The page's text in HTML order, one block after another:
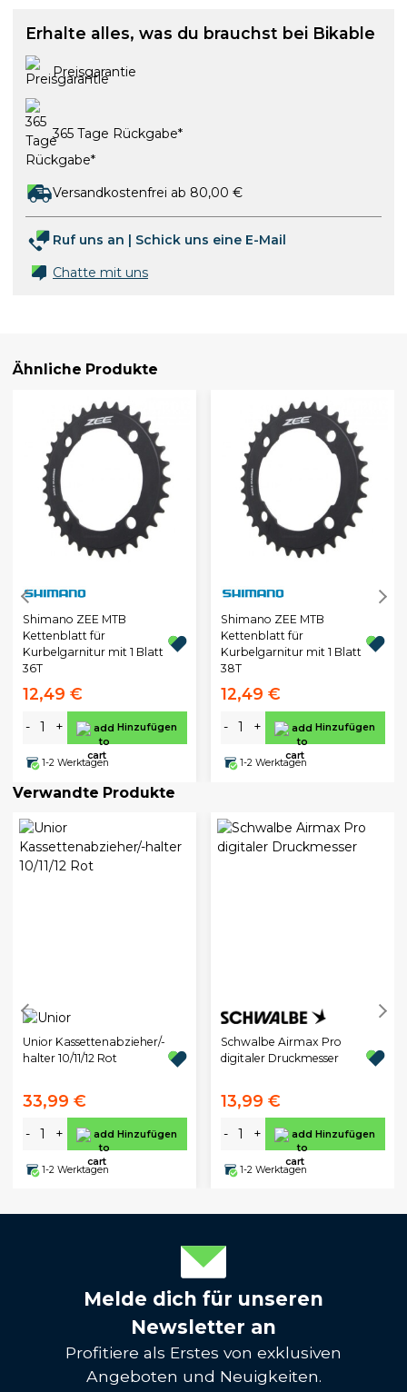
Erhalte alles, was du brauchst bei Bikable
Preisgarantie
365 Tage Rückgabe*
Versandkostenfrei ab 80,00 €
Ruf uns an | Schick uns eine E-Mail
Chatte mit uns
Ähnliche Produkte
Shimano ZEE MTB
Kettenblatt für
Kurbelgarnitur mit 1 Blatt
36T
12,49 €
- + Hinzufügen
1-2 Werktagen
Shimano ZEE MTB
Kettenblatt für
Kurbelgarnitur mit 1 Blatt
38T
12,49 €
- + Hinzufügen
1-2 Werktagen
Verwandte Produkte
Unior Kassettenabzieher/-
halter 10/11/12 Rot
33,99 €
- + Hinzufügen
1-2 Werktagen
Schwalbe Airmax Pro
digitaler Druckmesser
13,99 €
- + Hinzufügen
1-2 Werktagen
Melde dich für unseren
Newsletter an
Profitiere als Erstes von exklusiven
Angeboten und Neuigkeiten.